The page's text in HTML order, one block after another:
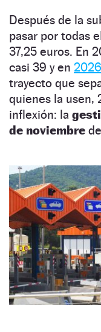
Después de la
pasar por todas
37,25 euros. En
casi 39 y en 2026
trayecto que
quienes la usen,
inflexión: la
de noviembre